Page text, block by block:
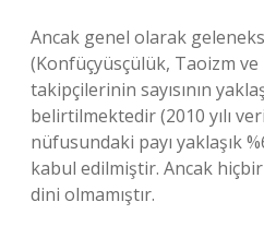
Ancak genel olarak
(Konfüçyüsçülük, Taoizm ve
takipçilerinin sayısının
belirtilmektedir (2010 yılı
nüfusundaki payı yaklaşık
kabul edilmiştir. Ancak
dini olmamıştır.